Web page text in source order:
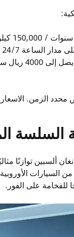
قيمتها
محدد الزمن.
ألسبين توازنًا
السيارات
للفخامة على الفور.